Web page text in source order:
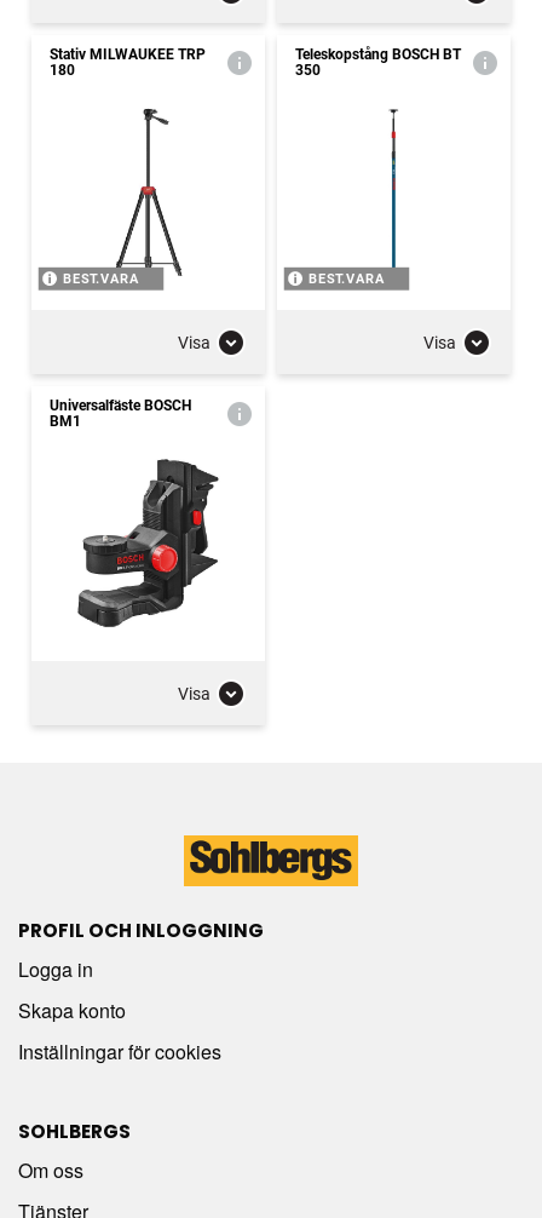
Stativ MILWAUKEE TRP
180
BEST.VARA
Visa
Teleskopstång BOSCH BT
350
BEST.VARA
Visa
Universalfäste BOSCH
BM1
Visa
PROFIL OCH INLOGGNING
Logga in
Skapa konto
Inställningar för cookies
SOHLBERGS
Om oss
Tjänster